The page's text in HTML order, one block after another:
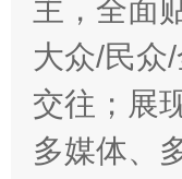
主，全面
大众/民众
交往；展
多媒体、